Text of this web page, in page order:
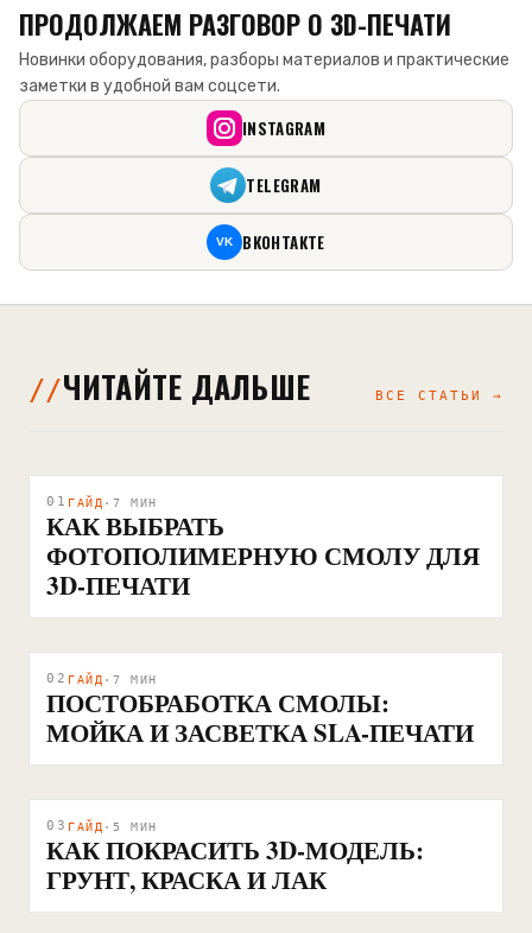
ПРОДОЛЖАЕМ РАЗГОВОР О 3D-ПЕЧАТИ
Новинки оборудования, разборы материалов и практические
заметки в удобной вам соцсети.
INSTAGRAM
TELEGRAM
VK ВКОНТАКТЕ
ЧИТАЙТЕ ДАЛЬШЕ ВСЕ СТАТЬИ →
01 ГАЙД · 7 МИН
КАК ВЫБРАТЬ
ФОТОПОЛИМЕРНУЮ СМОЛУ ДЛЯ
3D-ПЕЧАТИ
02 ГАЙД · 7 МИН
ПОСТОБРАБОТКА СМОЛЫ:
МОЙКА И ЗАСВЕТКА SLA-ПЕЧАТИ
03 ГАЙД · 5 МИН
КАК ПОКРАСИТЬ 3D-МОДЕЛЬ:
ГРУНТ, КРАСКА И ЛАК